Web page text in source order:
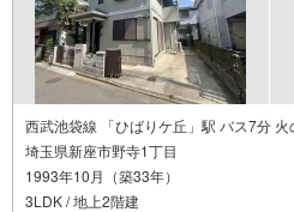
西武池袋線 「ひばりケ丘」駅 バス7分
埼玉県新座市野寺1丁目
1993年10月（築33年）
3LDK / 地上2階建